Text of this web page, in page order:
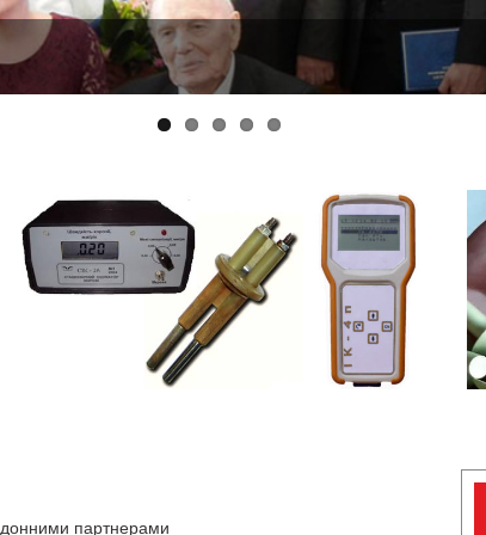
партнерами